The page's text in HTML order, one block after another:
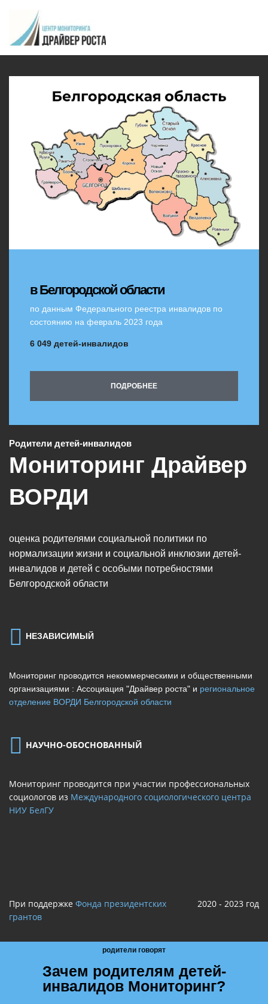
в Белгородской области
по данным Федерального реестра инвалидов по
состоянию на февраль 2023 года
6 049 детей-инвалидов
ПОДРОБНЕЕ
Родители детей-инвалидов
Мониторинг Драйвер
ВОРДИ
оценка родителями социальной политики по
нормализации жизни и социальной инклюзии детей-
инвалидов и детей с особыми потребностями
Белгородской области
НЕЗАВИСИМЫЙ
Мониторинг проводится некоммерческими и общественными
организациями : Ассоциация "Драйвер роста" и региональное
отделение ВОРДИ Белгородской области
НАУЧНО-ОБОСНОВАННЫЙ
Мониторинг проводится при участии профессиональных
социологов из Международного социологического центра
НИУ БелГУ
2020 - 2023 год
При поддержке Фонда президентских
грантов
родители говорят
Зачем родителям детей-
инвалидов Мониторинг?